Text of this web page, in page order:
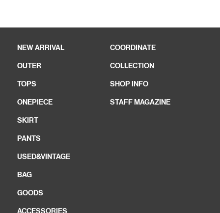
NEW ARRIVAL
OUTER
TOPS
ONEPIECE
SKIRT
PANTS
USED&VINTAGE
BAG
GOODS
ACCESSORIES
COORDINATE
COLLECTION
SHOP INFO
STAFF MAGAZINE